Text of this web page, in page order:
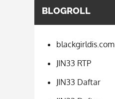
BLOGROLL
blackgirldis.com
JIN33 RTP
JIN33 Daftar